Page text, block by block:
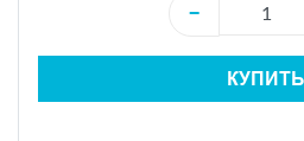
−
КУПИТЬ